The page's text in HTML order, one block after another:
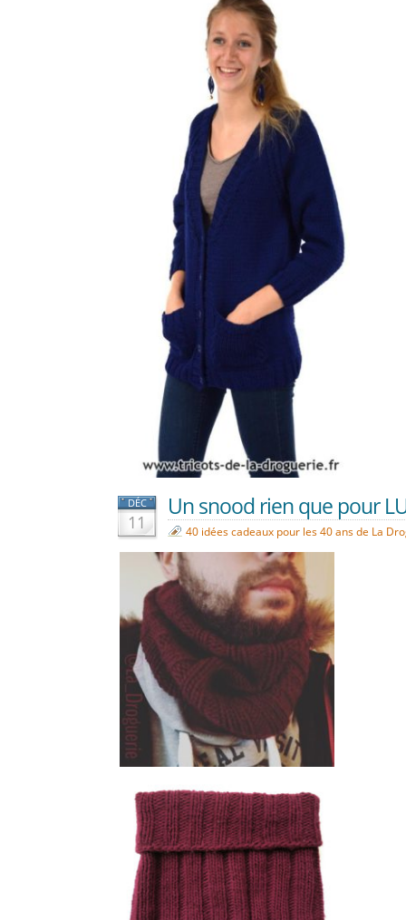
DÉC
11
Un snood rien que pour
40 idées cadeaux pour les 40 ans de La